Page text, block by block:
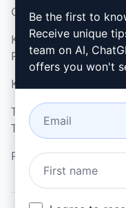
Gizlilik Politikası (en)
Kabul Edilebilir
Politikası (en)
Kullanım Koşulları (en)
Tarayıcı Uzantısı
Terimleri (en)
Faturalama Koşulları
Be the first to
Receive unique
team on AI,
offers you won't